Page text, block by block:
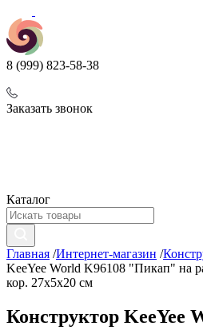
8 (999) 823-58-38
Заказать звонок
Каталог
Главная /Интернет-магазин /
KeeYee World K96108 "Пикап" на
кор. 27х5х20 см
Конструктор KeeYee